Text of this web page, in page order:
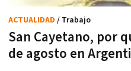
San Cayetano, por
de agosto en
ACTUALIDAD / Trabajo